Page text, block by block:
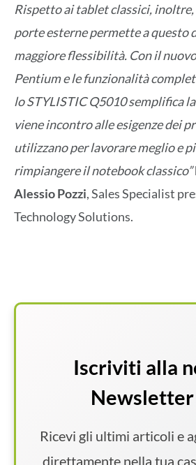
Rispetto ai tablet classici, inoltre,
porte esterne permette a questo
maggiore flessibilità. Con il
Pentium e le funzionalità
lo STYLISTIC Q5010 semplifica
viene incontro alle esigenze dei
utilizzano per lavorare meglio e
rimpiangere il notebook classico”
Alessio Pozzi, Sales Specialist
Technology Solutions.
Iscriviti alla
Ricevi gli ultimi articoli e
direttamente nella tua